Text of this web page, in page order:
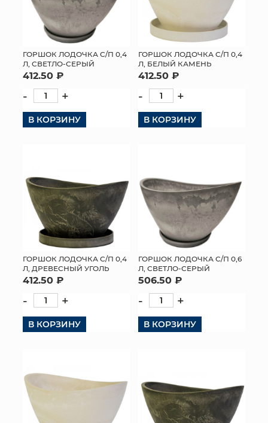
ПАКЕТЫ И СУМКИ
ПОДАРОЧНЫЕ КАРТЫ
ТОРГОВЫЙ ЦЕНТР
ОПТОВЫМ КЛИЕНТАМ
ДОСТАВКА И ОПЛАТА
ГОРШОК ЛОДОЧКА С/П 0,4
Л, СВЕТЛО-СЕРЫЙ
412.50 ₽
- +
В КОРЗИНУ
ГОРШОК ЛОДОЧКА С/П 0,4
Л, БЕЛЫЙ КАМЕНЬ
412.50 ₽
- +
В КОРЗИНУ
ГОРШОК ЛОДОЧКА С/П 0,4
Л, ДРЕВЕСНЫЙ УГОЛЬ
412.50 ₽
- +
В КОРЗИНУ
ГОРШОК ЛОДОЧКА С/П 0,6
Л, СВЕТЛО-СЕРЫЙ
506.50 ₽
- +
В КОРЗИНУ